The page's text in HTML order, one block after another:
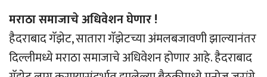
मराठा समाजाचे अधिवेशन घेणार !
हैदराबाद गॅझेट, सातारा गॅझेटच्या अंमलबजावणी झाल्यानंतर
दिल्लीमध्ये मराठा समाजाचे अधिवेशन होणार आहे. हैदराबाद